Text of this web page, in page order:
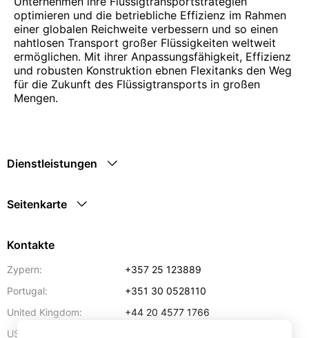
optimieren und die betriebliche Effizienz im Rahmen
einer globalen Reichweite verbessern und so einen
nahtlosen Transport großer Flüssigkeiten weltweit
ermöglichen. Mit ihrer Anpassungsfähigkeit, Effizienz
und robusten Konstruktion ebnen Flexitanks den Weg
für die Zukunft des Flüssigtransports in großen
Mengen.
Dienstleistungen
Seitenkarte
Kontakte
Zypern:
+357 25 123889
Portugal:
+351 30 0528110
United Kingdom:
+44 20 4577 1766
USA: